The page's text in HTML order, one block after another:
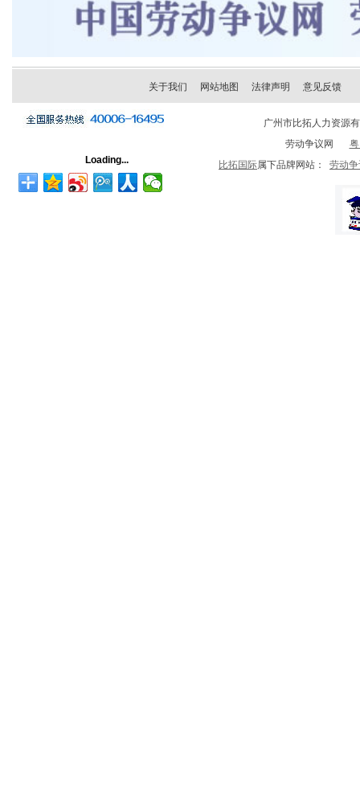
关于我们 网站地图 法律声明 意见反馈
Loading...
广州市比拓人力资源
劳动争议网
比拓国际属下品牌网站： 劳动